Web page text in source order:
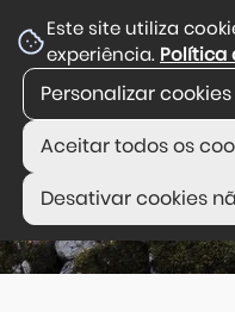
Este site utiliza
experiência. Política
Personalizar cookies
Aceitar todos os
Desativar cookies